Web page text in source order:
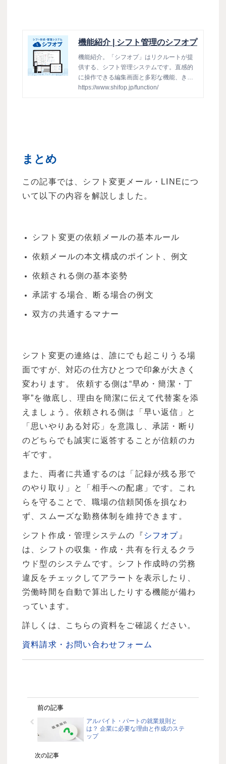
機能紹介 | シフト管理のシフオプ
機能紹介。「シフオプ」はリクルートが提
供する、シフト管理システムです。直感的
に操作できる編集画面と多彩な機能、きめ
細やかな設定で、 企業の規模や形態に合わ
https://www.shifop.jp/function/
まとめ
この記事では、シフト変更メール・LINEにつ
いて以下の内容を解説しました。
シフト変更の依頼メールの基本ルール
依頼メールの本文構成のポイント、例文
依頼される側の基本姿勢
承諾する場合、断る場合の例文
双方の共通するマナー
シフト変更の連絡は、誰にでも起こりうる場
面ですが、対応の仕方ひとつで印象が大きく
変わります。 依頼する側は“早め・簡潔・丁
寧”を徹底し、理由を簡潔に伝えて代替案を添
えましょう。依頼される側は「早い返信」と
「思いやりある対応」を意識し、承諾・断り
のどちらでも誠実に返答することが信頼のカ
ギです。
また、両者に共通するのは「記録が残る形で
のやり取り」と「相手への配慮」です。これ
らを守ることで、職場の信頼関係を損なわ
ず、スムーズな勤務体制を維持できます。
シフト作成・管理システムの『 シフオプ 』
は、シフトの収集・作成・共有を行えるクラ
ウド型のシステムです。シフト作成時の労務
違反をチェックしてアラートを表示したり、
労働時間を自動で算出したりする機能が備わ
っています。
詳しくは、こちらの資料をご確認ください。
資料請求・お問い合わせフォーム
前の記事
アルバイト・パートの就業規則と
は？ 企業に必要な理由と作成のステ
ップ
次の記事